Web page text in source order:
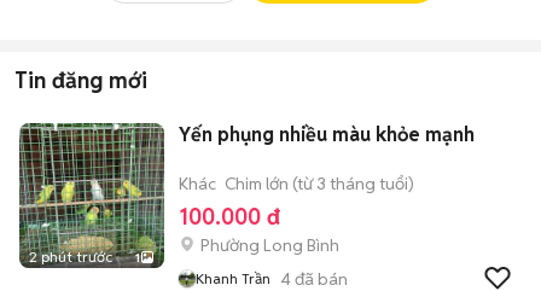
Tin đăng mới
2 phút trước 1
Yến phụng nhiều màu khỏe mạnh
Khác Chim lớn (từ 3 tháng tuổi)
100.000 đ
Phường Long Bình
Khanh Trần 4đã bán